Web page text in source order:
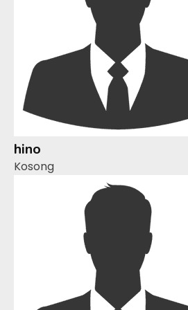
hino
Kosong